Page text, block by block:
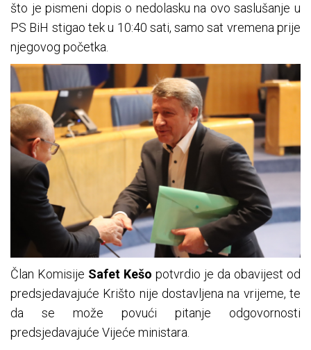
što je pismeni dopis o nedolasku na ovo saslušanje u
PS BiH stigao tek u 10:40 sati, samo sat vremena prije
njegovog početka.
Član Komisije Safet Kešo potvrdio je da obavijest od
predsjedavajuće Krišto nije dostavljena na vrijeme, te
da se može povući pitanje odgovornosti
predsjedavajuće Vijeće ministara.